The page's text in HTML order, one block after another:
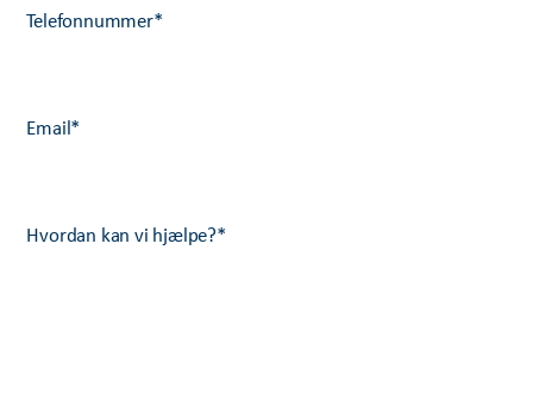
Telefonnummer*
Email *
Hvordan kan vi hjælpe?*